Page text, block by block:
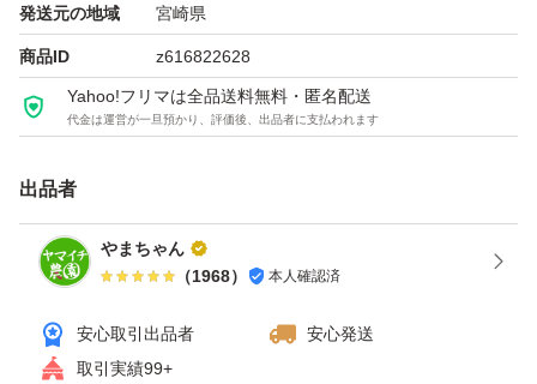
・ご飯のお供やおつまみに。
・お弁当のおかずに。
・和食好きな方へのちょっとした贈り物にも！
九州・宮崎の恵みを詰め込みました。
ください。
【原材料名】
ゆで筍(九州産)､砂糖､醤油､発酵調味料､宗田鰹削り節(宮崎
発送元の地域 宮崎県
商品ID z616822628
Yahoo!フリマは全品送料無料・匿名配送
代金は運営が一旦預かり、評価後、出品者に支払われます
出品者
やまちゃん
（1968） 本人確認済
安心取引出品者
安心発送
取引実績99+